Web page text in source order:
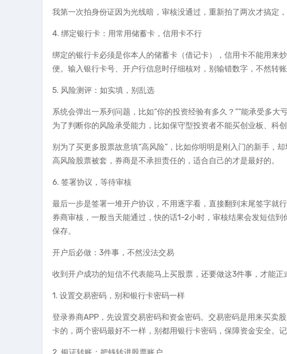
我第一次拍身份证因为光线暗，审核没通过，重新拍了两次才搞定
4. 绑定银行卡：用常用储蓄卡，信用卡不行
绑定的银行卡必须是你本人的储蓄卡（借记卡），信用卡不能用来
便。输入银行卡号、开户行信息时仔细核对，别输错数字，不然转账
5. 风险测评：如实填，别乱选
系统会弹出一系列问题，比如“你的投资经验有多久？”“能承受多大
为了判断你的风险承受能力，比如保守型投资者不能买创业板、科
别为了买更多股票故意填“高风险”，比如你明明是刚入门的新手，
高风险股票被套，券商是不承担责任的，适合自己的才是最好的。
6. 签署协议，等待审核
最后一步是签署一堆开户协议，不用逐字看，直接翻到末尾签字就
券商审核，一般当天能通过，快的话1-2小时，审核结果会发短信
保存。
开户后必做：3件事，不然没法交易
收到开户成功的短信不代表能马上买股票，还要做这3件事，才能正
1. 设置交易密码，别和银行卡密码一样
登录券商APP，先设置交易密码和资金密码。交易密码是用来买卖
卡的，两个密码最好不一样，别都用银行卡密码，保障资金安全。